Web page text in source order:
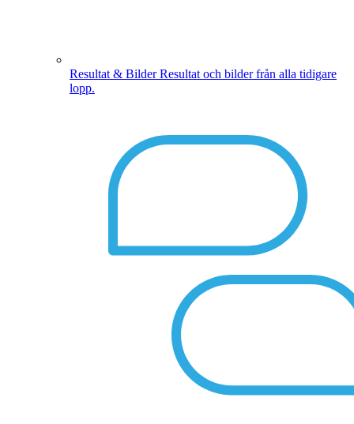
Resultat & Bilder Resultat och bilder från alla tidigare
lopp.